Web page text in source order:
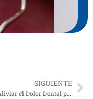
SIGUIENTE
Cómo Aliviar el Dolor Dental por Caries Antes de la Consulta de Urgencias